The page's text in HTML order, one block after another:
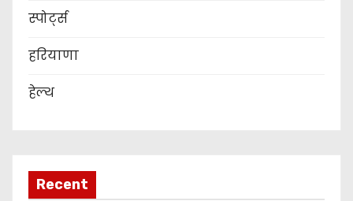
स्पोर्ट्स
हरियाणा
हेल्थ
Recent